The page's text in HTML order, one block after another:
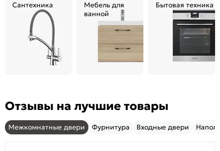
Сантехника
Мебель для
ванной
Бытовая техника
Отзывы на лучшие товары
Межкомнатные двери Фурнитура Входные двери